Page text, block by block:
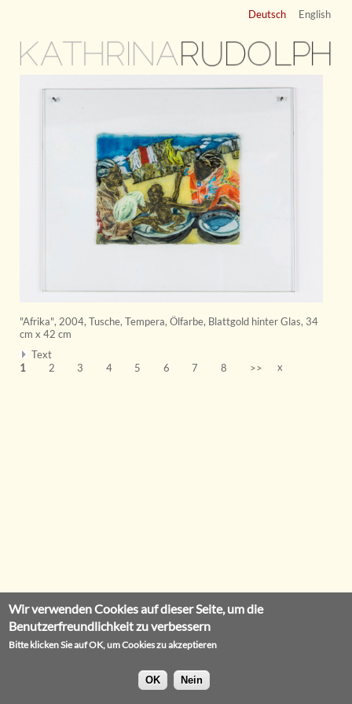
KATHRINARUDOLPH
"Afrika", 2004, Tusche, Tempera, Ölfarbe, Blattgold hinter Glas, 34
cm x 42 cm
Text
1
2 3 4 5 6 7 8 >> x
Deutsch English
Wir verwenden Cookies auf dieser Seite, um die
Benutzerfreundlichkeit zu verbessern
Bitte klicken Sie auf OK, um Cookies zu akzeptieren
OK Nein